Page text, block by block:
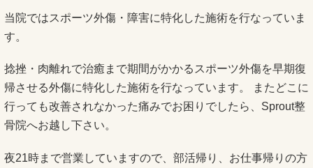
当院ではスポーツ外傷・障害に特化した施術を行なっていま
す。
捻挫・肉離れで治癒まで期間がかかるスポーツ外傷を早期復
帰させる外傷に特化した施術を行なっています。 またどこに
行っても改善されなかった痛みでお困りでしたら、Sprout整
骨院へお越し下さい。
夜21時まで営業していますので、部活帰り、お仕事帰りの方